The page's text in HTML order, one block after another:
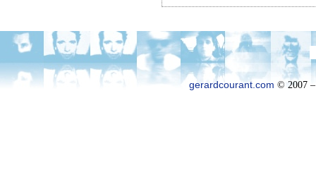
gerardcourant.com © 2007